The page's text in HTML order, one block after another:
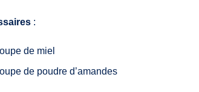
:
de miel
de poudre d’amandes